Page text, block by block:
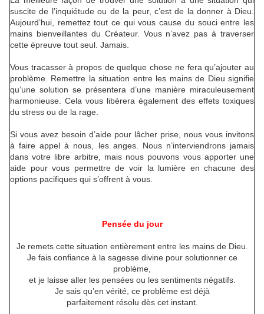
suscite de l’inquiétude ou de la peur, c’est de la donner à Dieu.
Aujourd’hui, remettez tout ce qui vous cause du souci entre les
mains bienveillantes du Créateur. Vous n’avez pas à traverser
cette épreuve tout seul. Jamais.
Vous tracasser à propos de quelque chose ne fera qu’ajouter au
problème. Remettre la situation entre les mains de Dieu signifie
qu’une solution se présentera d’une manière miraculeusement
harmonieuse. Cela vous libèrera également des effets toxiques
du stress ou de la rage.
Si vous avez besoin d’aide pour lâcher prise, nous vous invitons
à faire appel à nous, les anges. Nous n’interviendrons jamais
dans votre libre arbitre, mais nous pouvons vous apporter une
aide pour vous permettre de voir la lumière en chacune des
options pacifiques qui s’offrent à vous.
Pensée du jour
Je remets cette situation entièrement entre les mains de Dieu.
Je fais confiance à la sagesse divine pour solutionner ce
problème,
et je laisse aller les pensées ou les sentiments négatifs.
Je sais qu’en vérité, ce problème est déjà
parfaitement résolu dès cet instant.